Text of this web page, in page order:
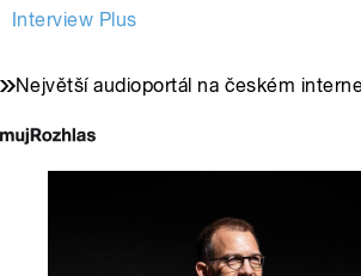
Interview Plus
Největší audioportál na českém